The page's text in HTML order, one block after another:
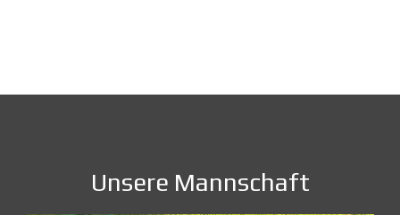
Unsere Mannschaft